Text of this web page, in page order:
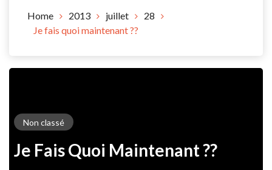
Home 2013 juillet
28
Je fais quoi maintenant ??
Non classé
Je Fais Quoi Maintenant ??